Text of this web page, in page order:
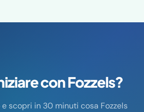
con Fozzels?
scopri in 30 minuti cosa Fozzels